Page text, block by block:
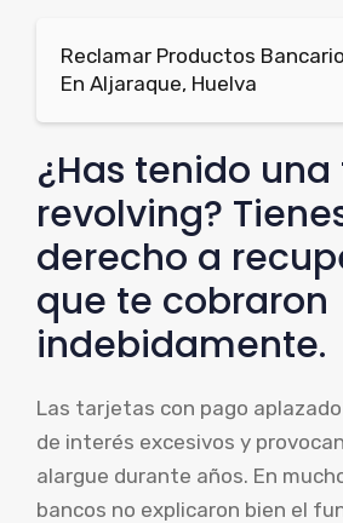
Reclamar Productos
En Aljaraque, Huelva
¿Has tenido
revolving?
derecho a
que te cobraron
indebidamente.
Las tarjetas con pago
de interés excesivos y
alargue durante años. En
bancos no explicaron bien el